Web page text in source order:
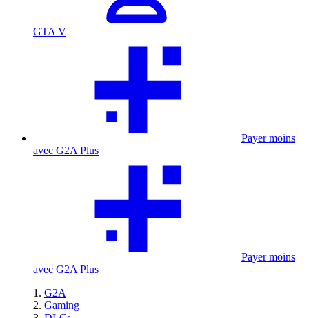
GTA V
Payer moins
avec G2A Plus
Payer moins
avec G2A Plus
G2A
Gaming